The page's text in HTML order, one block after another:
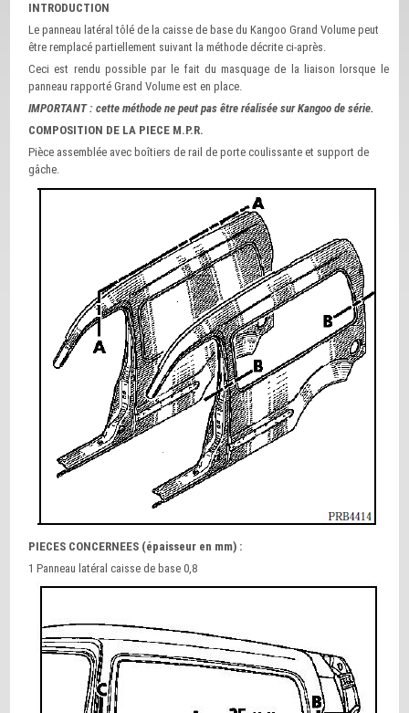
INTRODUCTION
Le panneau latéral tôlé de la caisse de base du Kangoo Grand Volume peut
être remplacé partiellement suivant la méthode décrite ci-après.
Ceci est rendu possible par le fait du masquage de la liaison lorsque le
panneau rapporté Grand Volume est en place.
IMPORTANT : cette méthode ne peut pas être réalisée sur Kangoo de série.
COMPOSITION DE LA PIECE M.P.R.
Pièce assemblée avec boîtiers de rail de porte coulissante et support de
gâche.
PIECES CONCERNEES (épaisseur en mm) :
1 Panneau latéral caisse de base 0,8